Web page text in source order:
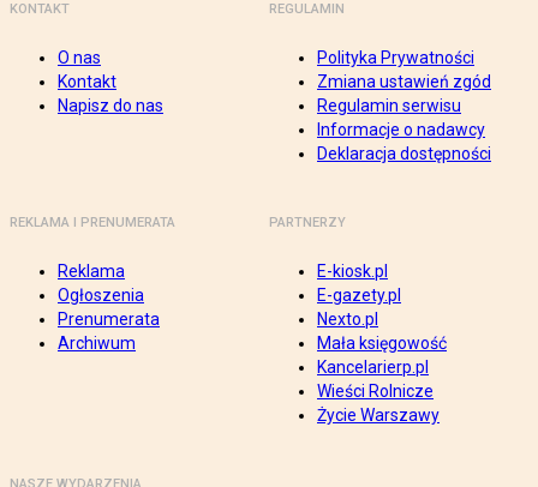
KONTAKT
O nas
Kontakt
Napisz do nas
REGULAMIN
Polityka Prywatności
Zmiana ustawień zgód
Regulamin serwisu
Informacje o nadawcy
Deklaracja dostępności
REKLAMA I PRENUMERATA
Reklama
Ogłoszenia
Prenumerata
Archiwum
PARTNERZY
E-kiosk.pl
E-gazety.pl
Nexto.pl
Mała księgowość
Kancelarierp.pl
Wieści Rolnicze
Życie Warszawy